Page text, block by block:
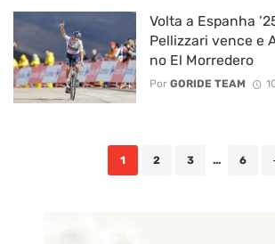
Volta a Espanha
Pellizzari vence e
no El Morredero
Por GORIDE TEAM
1 2 3 ... 6